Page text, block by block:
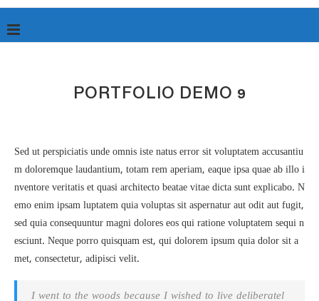
PORTFOLIO DEMO 9
Sed ut perspiciatis unde omnis iste natus error sit voluptatem accusantiu
m doloremque laudantium, totam rem aperiam, eaque ipsa quae ab illo i
nventore veritatis et quasi architecto beatae vitae dicta sunt explicabo. N
emo enim ipsam luptatem quia voluptas sit aspernatur aut odit aut fugit,
sed quia consequuntur magni dolores eos qui ratione voluptatem sequi n
esciunt. Neque porro quisquam est, qui dolorem ipsum quia dolor sit a
met, consectetur, adipisci velit.
I went to the woods because I wished to live deliberatel